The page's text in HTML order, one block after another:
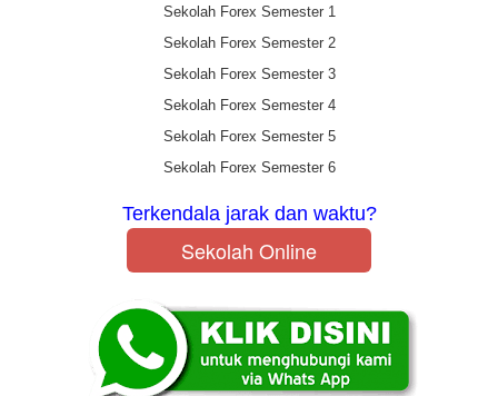
Sekolah Forex Semester 1
Sekolah Forex Semester 2
Sekolah Forex Semester 3
Sekolah Forex Semester 4
Sekolah Forex Semester 5
Sekolah Forex Semester 6
Terkendala jarak dan waktu?
Sekolah Online